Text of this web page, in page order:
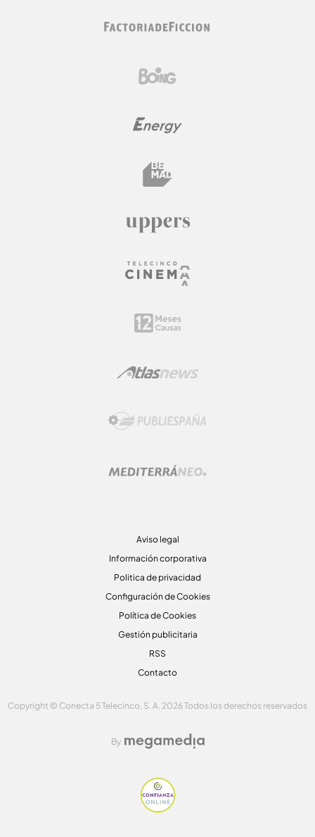
Aviso legal
Información corporativa
Politica de privacidad
Configuración de Cookies
Política de Cookies
Gestión publicitaria
RSS
Contacto
Copyright © Conecta 5 Telecinco, S. A. 2026 Todos los derechos reservados
By